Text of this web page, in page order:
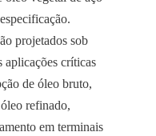
projetados sob
aplicações críticas
de óleo bruto,
refinado,
em terminais